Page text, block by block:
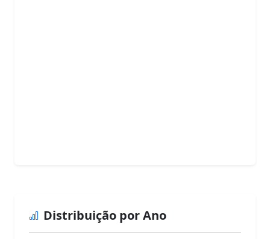
Distribuição por Ano